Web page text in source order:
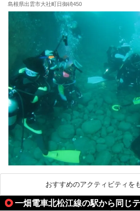
島根県出雲市大社町日御碕450
おすすめのアクティビティを
一畑電車北松江線の駅から同じ